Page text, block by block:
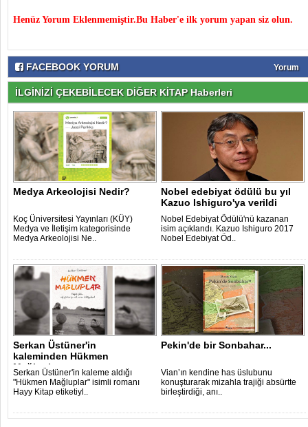
Henüz Yorum Eklenmemiştir.Bu Haber'e ilk yorum yapan siz olun.
FACEBOOK YORUM Yorum
İLGİNİZİ ÇEKEBİLECEK DİĞER KİTAP Haberleri
Medya Arkeolojisi Nedir?
Koç Üniversitesi Yayınları (KÜY)
Medya ve İletişim kategorisinde
Medya Arkeolojisi Ne..
Nobel edebiyat ödülü bu yıl
Kazuo Ishiguro'ya verildi
Nobel Edebiyat Ödülü'nü kazanan
isim açıklandı. Kazuo Ishiguro 2017
Nobel Edebiyat Öd..
Serkan Üstüner'in
kaleminden Hükmen
Mağluplar
Serkan Üstüner'in kaleme aldığı
"Hükmen Mağluplar" isimli romanı
Hayy Kitap etiketiyl..
Pekin'de bir Sonbahar...
Vian’ın kendine has üslubunu
konuşturarak mizahla trajiği absürtte
birleştirdiği, anı..